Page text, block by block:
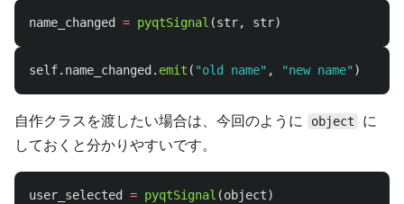
name_changed = pyqtSignal (str, str)
self. name_changed . emit ( "old name" , "new name" )
自作クラスを渡したい場合は、今回のように object
に
しておくと分かりやすいです。
user_selected = pyqtSignal (object)